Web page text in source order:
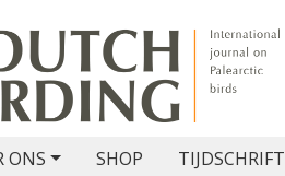
ONS SHOP TIJDSCHRIFT